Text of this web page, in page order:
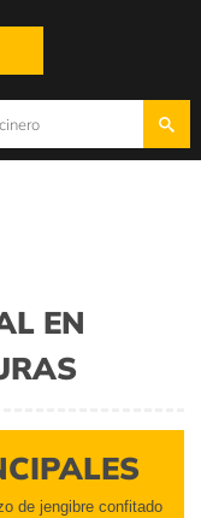
EN
de jengibre confitado